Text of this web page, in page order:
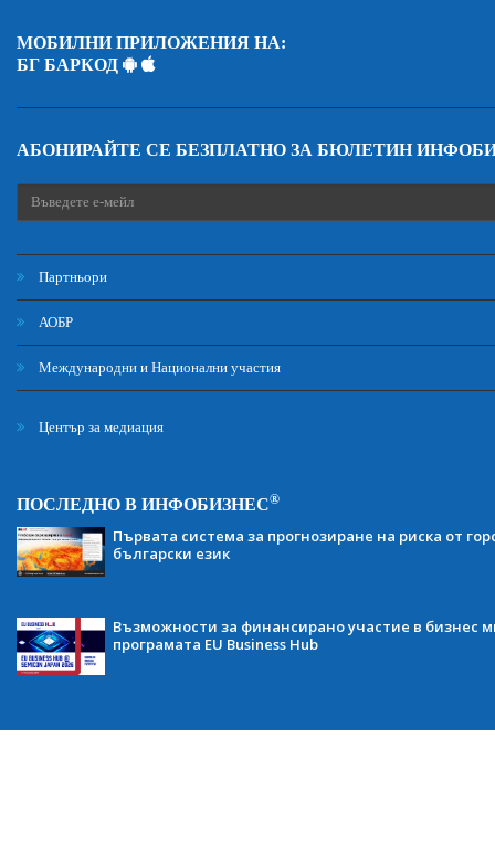
МОБИЛНИ ПРИЛОЖЕНИЯ НА:
БГ БАРКОД
АБОНИРАЙТЕ СЕ БЕЗПЛАТНО ЗА БЮЛЕТИН
Партньори
АОБР
Международни и Национални участия
Център за медиация
ПОСЛЕДНО В ИНФОБИЗНЕС®
Първата система за прогнозиране на риска от
български език
Възможности за финансирано участие в бизнес
програмата EU Business Hub